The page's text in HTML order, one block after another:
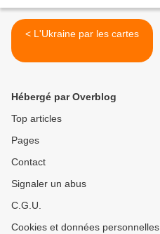
< L'Ukraine par les cartes
Hébergé par Overblog
Top articles
Pages
Contact
Signaler un abus
C.G.U.
Cookies et données personnelles